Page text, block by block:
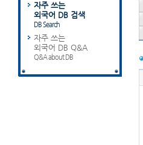
자주 쓰는
외국어 DB 검색
DB Search
자주 쓰는
외국어 DB Q&A
Q&A about DB